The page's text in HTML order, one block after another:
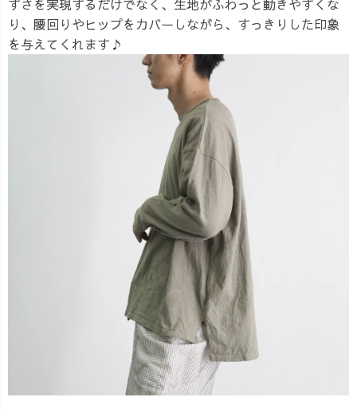
すさを実現するだけでなく、生地がふわっと動きやすくな
り、腰回りやヒップをカバーしながら、すっきりした印象
を与えてくれます♪